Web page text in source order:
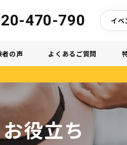
470-790 イベ
者の声 よくあるご質問
役立ち